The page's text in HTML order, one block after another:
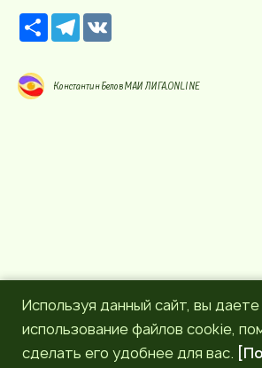
Р
е
р
с
T
e
r
Константин Белов МАИ ЛИГА.ONLINE
Используя данный сайт, вы даете
использование файлов cookie,
сделать его удобнее для вас.